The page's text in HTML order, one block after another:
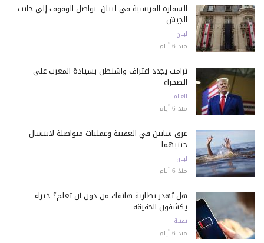
السفارة الفرنسية في لبنان: نواصل الوقوف إلى جانب
الجيش
لبنان
منذ 6 أيام
ترامب يجدد اعتراف واشنطن بسيادة المغرب على
الصحراء
العالم
منذ 6 أيام
غرق شابين في العقيبة وعمليات متواصلة لانتشال
جثتيهما
لبنان
منذ 6 أيام
هل تُهدر بطارية هاتفك من دون أن تعلم؟ خبراء
يكشفون الحقيقة
تقنية
منذ 6 أيام